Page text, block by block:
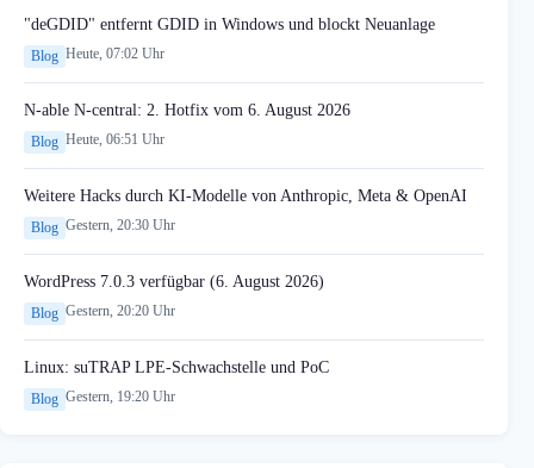
"deGDID" entfernt GDID in Windows und blockt Neuanlage
Blog Heute, 07:02 Uhr
N-able N-central: 2. Hotfix vom 6. August 2026
Blog Heute, 06:51 Uhr
Weitere Hacks durch KI-Modelle von Anthropic, Meta & OpenAI
Blog Gestern, 20:30 Uhr
WordPress 7.0.3 verfügbar (6. August 2026)
Blog Gestern, 20:20 Uhr
Linux: suTRAP LPE-Schwachstelle und PoC
Blog Gestern, 19:20 Uhr